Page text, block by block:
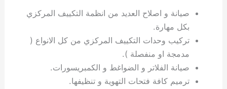
صيانة و اصلاح العديد من انظمة التكييف المركزي
بكل مهارة.
تركيب وحدات التكييف المركزي من كل الانواع (
مدمجة او منفصلة ).
صيانة الفلاتر و الضواغط و الكمبريسورات.
ترميم كافة فتحات التهوية و تنظيفها.